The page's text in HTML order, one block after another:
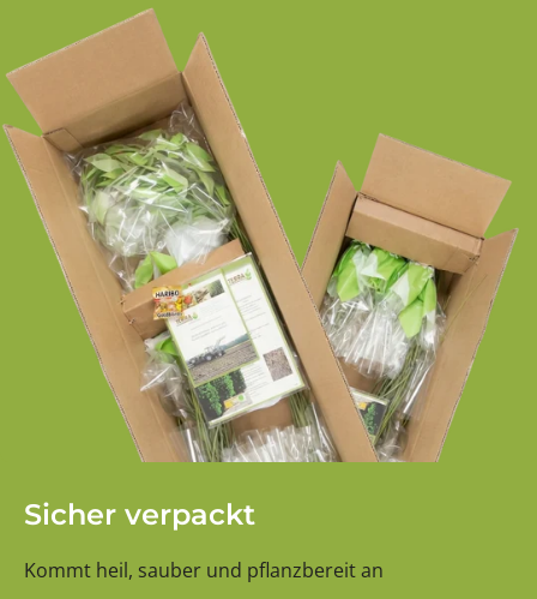
Sicher verpackt
Kommt heil, sauber und pflanzbereit an